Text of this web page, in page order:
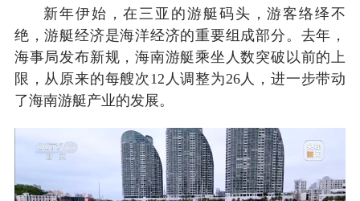
新年伊始，在三亚的游艇码头，游客络绎不
绝，游艇经济是海洋经济的重要组成部分。去年，
海事局发布新规，海南游艇乘坐人数突破以前的上
限，从原来的每艘次12人调整为26人，进一步带动
了海南游艇产业的发展。